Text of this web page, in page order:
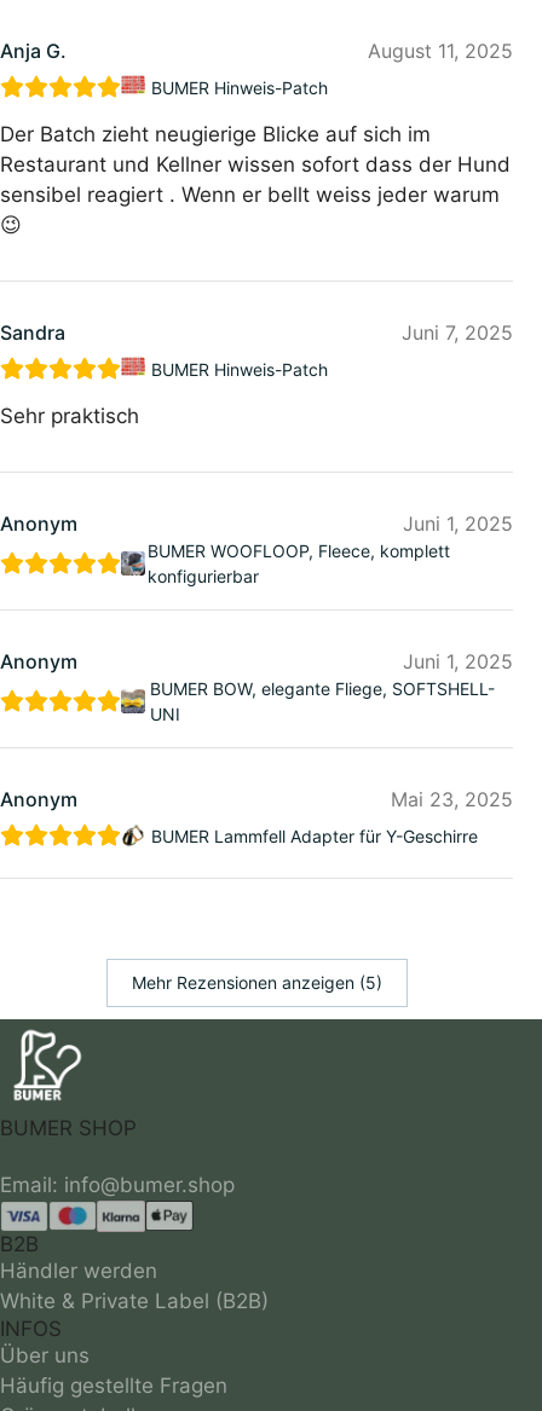
Anja G. August 11, 2025
BUMER Hinweis-Patch
Der Batch zieht neugierige Blicke auf sich im
Restaurant und Kellner wissen sofort dass der Hund
sensibel reagiert . Wenn er bellt weiss jeder warum
😉
Sandra Juni 7, 2025
BUMER Hinweis-Patch
Sehr praktisch
Anonym Juni 1, 2025
BUMER WOOFLOOP, Fleece, komplett
konfigurierbar
Anonym Juni 1, 2025
BUMER BOW, elegante Fliege, SOFTSHELL-
UNI
Anonym Mai 23, 2025
BUMER Lammfell Adapter für Y-Geschirre
Mehr Rezensionen anzeigen (5)
BUMER SHOP
B2B
Händler werden
White & Private Label (B2B)
INFOS
Über uns
Häufig gestellte Fragen